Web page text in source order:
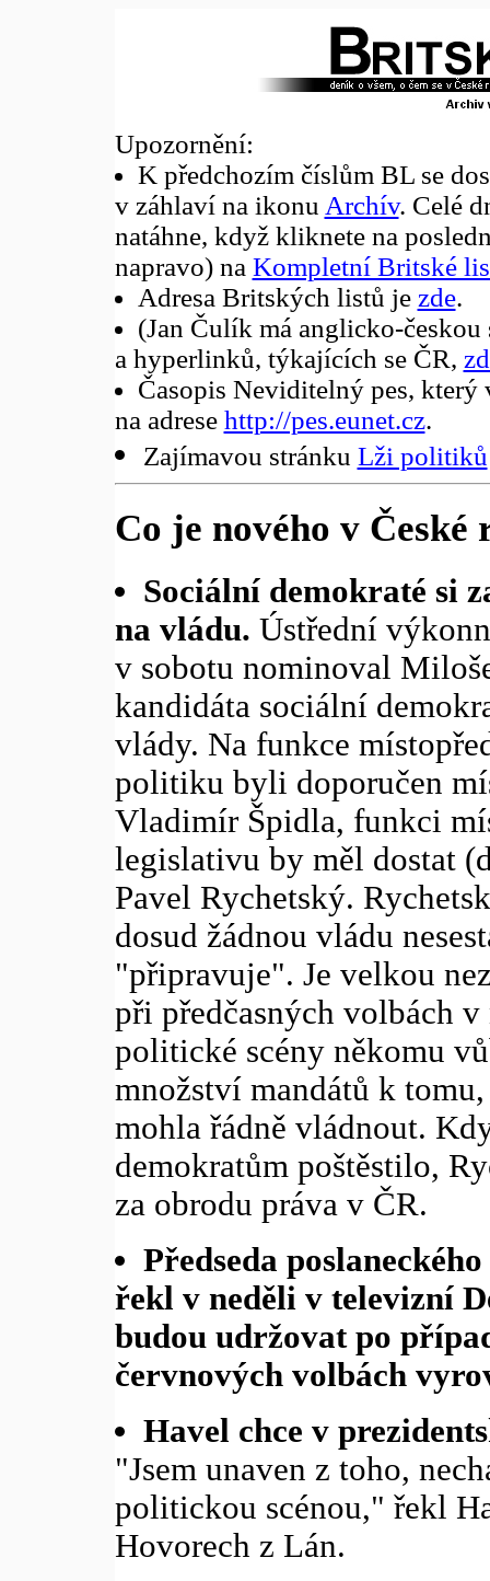
Upozornění:
K předchozím číslům BL se
v záhlaví na ikonu Archív. Celé
natáhne, když kliknete na
napravo) na Kompletní Britské
Adresa Britských listů je zde.
(Jan Čulík má anglicko-českou
a hyperlinků, týkajících se ČR,
Časopis Neviditelný pes, který
na adrese http://pes.eunet.cz.
Zajímavou stránku Lži politiků
Co je nového v České
Sociální demokraté si
na vládu. Ústřední
v sobotu nominoval
kandidáta sociální
vlády. Na funkce
politiku byli doporučen
Vladimír Špidla, funkci
legislativu by měl dostat
Pavel Rychetský.
dosud žádnou vládu
"připravuje". Je velkou
při předčasných volbách
politické scény někomu
množství mandátů k
mohla řádně vládnout.
demokratům poštěstilo,
za obrodu práva v ČR.
Předseda
řekl v neděli v televizní
budou udržovat po
červnových volbách
Havel chce v
"Jsem unaven z toho,
politickou scénou," řekl
Hovorech z Lán.